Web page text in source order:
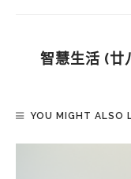
智慧生活 (廿
YOU MIGHT ALSO